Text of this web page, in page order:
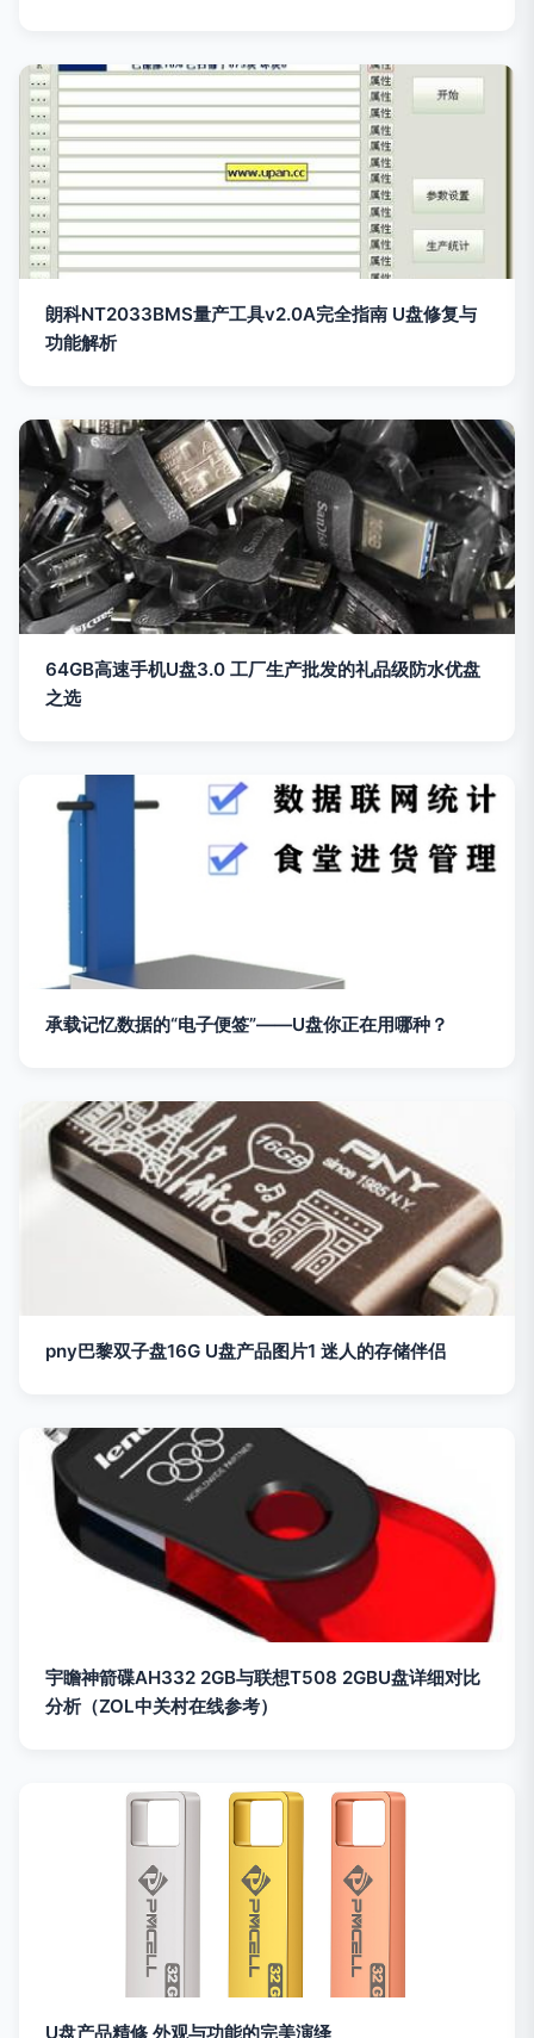
朗科NT2033BMS量产工具v2.0A完全指南 U盘修复与
功能解析
64GB高速手机U盘3.0 工厂生产批发的礼品级防水优盘
之选
承载记忆数据的“电子便签”——U盘你正在用哪种？
pny巴黎双子盘16G U盘产品图片1 迷人的存储伴侣
宇瞻神箭碟AH332 2GB与联想T508 2GBU盘详细对比
分析（ZOL中关村在线参考）
U盘产品精修 外观与功能的完美演绎